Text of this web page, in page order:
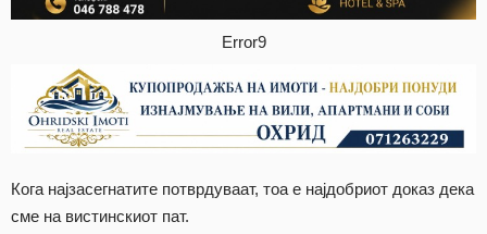
Error9
Кога најзасегнатите потврдуваат, тоа е најдобриот доказ дека
сме на вистинскиот пат.